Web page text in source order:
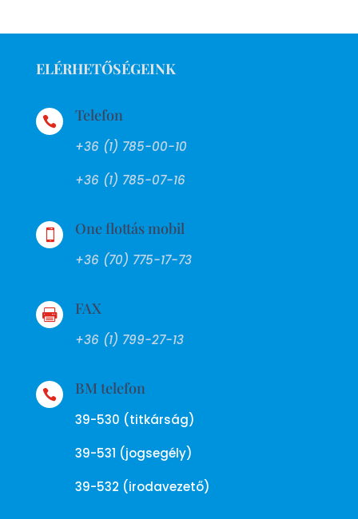
ELÉRHETŐSÉGEINK
 Telefon
+36 (1) 785-00-10
+36 (1) 785-07-16
 One flottás mobil
+36 (70) 775-17-73
 FAX
+36 (1) 799-27-13
 BM telefon
39-530 (titkárság)
39-531 (jogsegély)
39-532 (irodavezető)